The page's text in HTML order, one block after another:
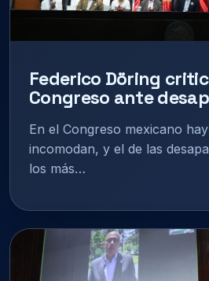
Federico Döring
Congreso ante
En el Congreso mexicano
incomodan, y el de las
los más…